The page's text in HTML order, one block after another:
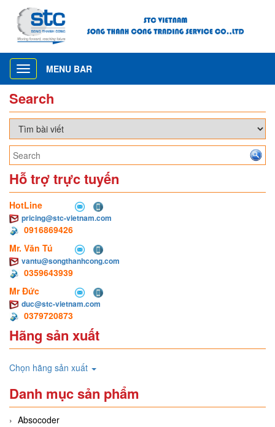
Toggle
navigation
MENU BAR
Search
Hỗ trợ trực tuyến
HotLine
pricing@stc-vietnam.com
0916869426
Mr. Văn Tú
vantu@songthanhcong.com
0359643939
Mr Đức
duc@stc-vietnam.com
0379720873
Hãng sản xuất
Chọn hãng sản xuất
Danh mục sản phẩm
Absocoder